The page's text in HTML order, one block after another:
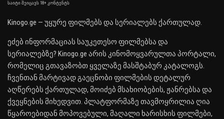
საიტი შეიცავს 18+ კონტენტს
Kinogo.ge — უყურე ფილმებს და სერიალებს ქართულად.
ეძებ ინფორმაციას საუკეთესო ფილმებსა და
სერიალებზე? Kinogo.ge არის კინომოყვარულთა პორტალი,
რომელიც გთავაზობთ ყველაზე მასშტაბურ კატალოგს.
ჩვენთან მარტივად გაეცნობი ფილმების დეტალურ
აღწერებს ქართულად, მოიძებ მსახიობების, ჟანრებსა და
ქვეყნების მიხედვით. პლატფორმაზე თავმოყრილია ღია
წყაროებიდან მოპოვებული, მაღალი ხარისხის ფილმები,